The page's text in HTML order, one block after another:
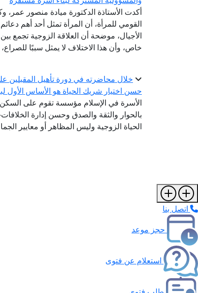
أكدت الأستاذة الدكتورة ميادة منصور عمر،
القومي للمرأة، أن المرأة تمثل أحد أهم
الأجيال، موضحة أن العلاقة الزوجية تجمع
خاص، وأن هذا الاختلاف لا يمثل سببًا
خلال محاضرته في دورة تأهيل المقبلين
حسن اختيار شريك الحياة هو الأساس الأول
الأسرة في الإسلام مؤسسة تقوم على السكن
بالحوار والثقة والصدق وحسن إدارة
الحياة الزوجية وليس المظاهر أو معايير
اتصل بنا
حجز موعد
استعلام عن فتوى